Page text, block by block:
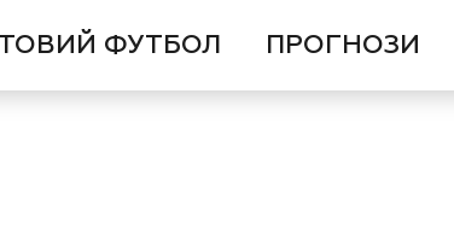
ФУТБОЛ ПРОГНОЗИ